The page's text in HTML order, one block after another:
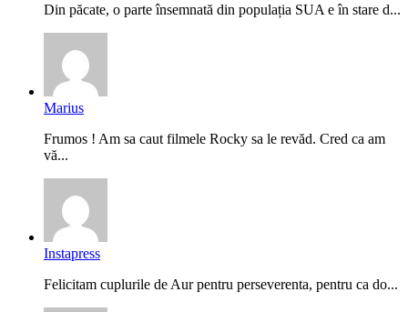
Din păcate, o parte însemnată din populația SUA e în stare d...
Marius
Frumos ! Am sa caut filmele Rocky sa le revăd. Cred ca am
vă...
Instapress
Felicitam cuplurile de Aur pentru perseverenta, pentru ca do...